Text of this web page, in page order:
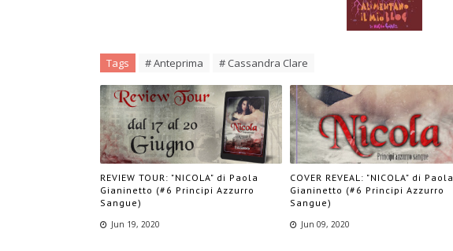
Tags # Anteprima # Cassandra Clare
REVIEW TOUR: "NICOLA" di Paola
Gianinetto (#6 Principi Azzurro
Sangue)
Jun 19, 2020
COVER REVEAL: "NICOLA" di Paola
Gianinetto (#6 Principi Azzurro
Sangue)
Jun 09, 2020